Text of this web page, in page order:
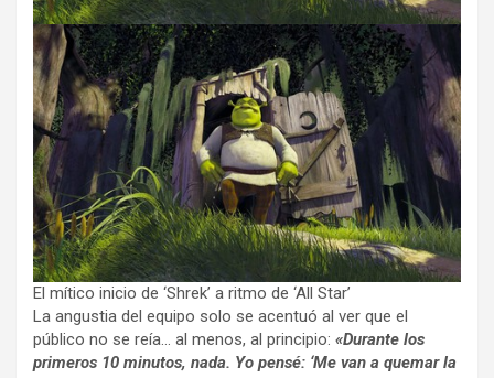
El mítico inicio de ‘Shrek’ a ritmo de ‘All Star’
La angustia del equipo solo se acentuó al ver que el
público no se reía… al menos, al principio: «Durante los
primeros 10 minutos, nada. Yo pensé: ‘Me van a quemar la